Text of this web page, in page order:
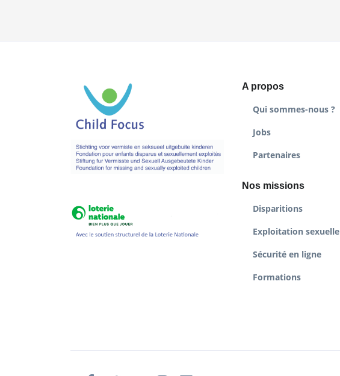
A propos
Qui sommes-nous ?
Jobs
Partenaires
Nos missions
Disparitions
Exploitation sexuelle
Sécurité en ligne
Formations